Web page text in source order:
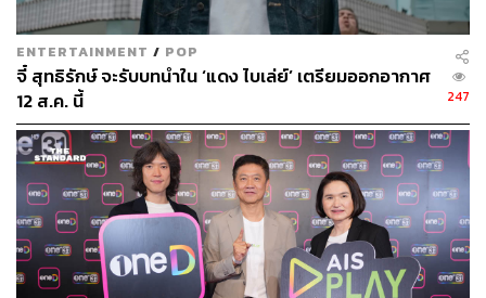
ENTERTAINMENT / POP
จี๋ สุทธิรักษ์ จะรับบทนำใน ‘แดง ไบเล่ย์’ เตรียมออกอากาศ
12 ส.ค. นี้
247